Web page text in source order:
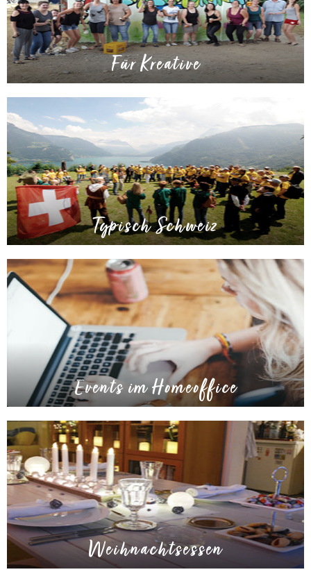
Für Kreative
Typisch Schweiz
Events im Homeoffice
Weihnachtsessen